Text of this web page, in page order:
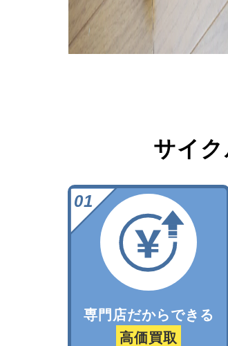
サイ
専門店だからできる
高価買取